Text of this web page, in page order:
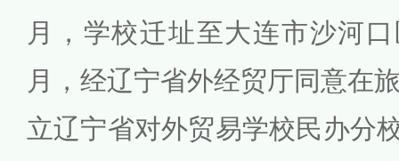
月，学校迁址至大连市沙河
月，经辽宁省外经贸厅同意在
立辽宁省对外贸易学校民办分